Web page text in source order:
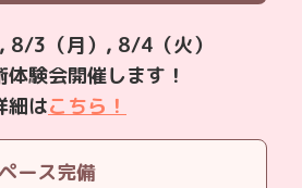
8/3（月）, 8/4（火）
体験会開催します！
細はこちら！
ース完備